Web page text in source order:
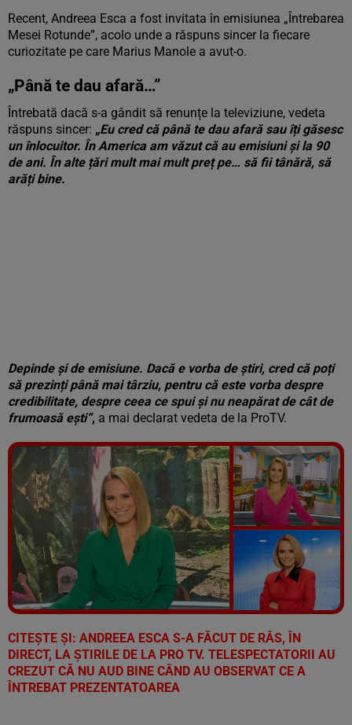
Recent, Andreea Esca a fost invitata în emisiunea „Întrebarea
Mesei Rotunde”, acolo unde a răspuns sincer la fiecare
curiozitate pe care Marius Manole a avut-o.
„Până te dau afară…”
Întrebată dacă s-a gândit să renunțe la televiziune, vedeta
răspuns sincer: „Eu cred că până te dau afară sau îți găsesc
un înlocuitor. În America am văzut că au emisiuni și la 90
de ani. În alte țări mult mai mult preț pe… să fii tânără, să
arăți bine.
Depinde și de emisiune. Dacă e vorba de știri, cred că poți
să prezinți până mai târziu, pentru că este vorba despre
credibilitate, despre ceea ce spui și nu neapărat de cât de
frumoasă ești”, a mai declarat vedeta de la ProTV.
Vezi galeria foto
5 poze
CITEŞTE ŞI: ANDREEA ESCA S-A FĂCUT DE RÂS, ÎN
DIRECT, LA ŞTIRILE DE LA PRO TV. TELESPECTATORII AU
CREZUT CĂ NU AUD BINE CÂND AU OBSERVAT CE A
ÎNTREBAT PREZENTATOAREA